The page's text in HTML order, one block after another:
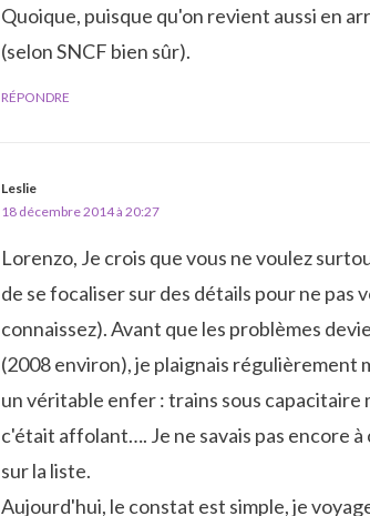
Quoique, puisque qu'on revient aussi en
(selon SNCF bien sûr).
RÉPONDRE
Leslie
18 décembre 2014 à 20:27
Lorenzo, Je crois que vous ne voulez
de se focaliser sur des détails pour ne pas
connaissez). Avant que les problèmes
(2008 environ), je plaignais régulièrement
un véritable enfer : trains sous capacitaire
c'était affolant…. Je ne savais pas encore
sur la liste.
Aujourd'hui, le constat est simple, je